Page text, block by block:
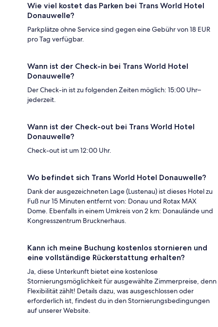
Wie viel kostet das Parken bei Trans World Hotel
Donauwelle?
Parkplätze ohne Service sind gegen eine Gebühr von 18 EUR
pro Tag verfügbar.
Wann ist der Check-in bei Trans World Hotel
Donauwelle?
Der Check-in ist zu folgenden Zeiten möglich: 15:00 Uhr–
jederzeit.
Wann ist der Check-out bei Trans World Hotel
Donauwelle?
Check-out ist um 12:00 Uhr.
Wo befindet sich Trans World Hotel Donauwelle?
Dank der ausgezeichneten Lage (Lustenau) ist dieses Hotel zu
Fuß nur 15 Minuten entfernt von: Donau und Rotax MAX
Dome. Ebenfalls in einem Umkreis von 2 km: Donaulände und
Kongresszentrum Brucknerhaus.
Kann ich meine Buchung kostenlos stornieren und
eine vollständige Rückerstattung erhalten?
Ja, diese Unterkunft bietet eine kostenlose
Stornierungsmöglichkeit für ausgewählte Zimmerpreise, denn
Flexibilität zählt! Details dazu, was ausgeschlossen oder
erforderlich ist, findest du in den Stornierungsbedingungen
auf unserer Website.